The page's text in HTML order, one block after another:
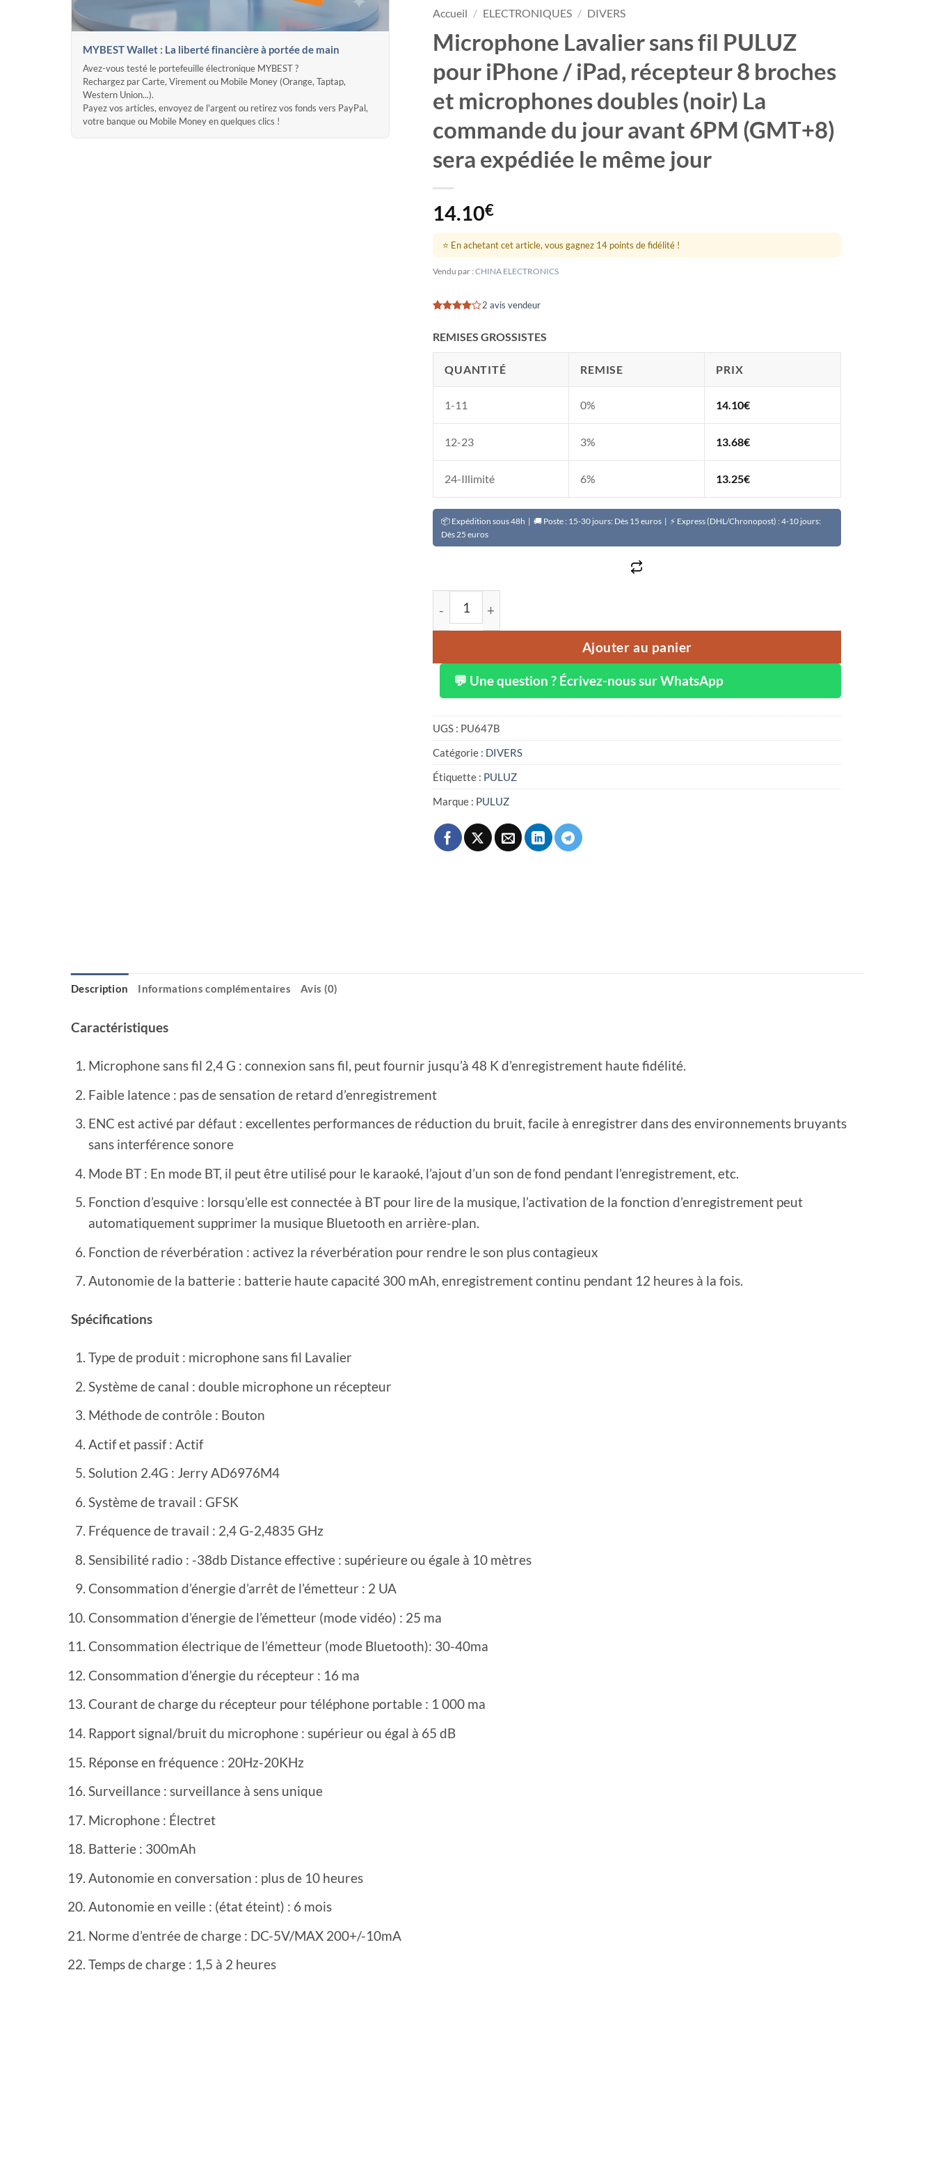
MYBEST Wallet : La liberté financière à portée de main
Avez-vous testé le portefeuille électronique MYBEST ?
Rechargez par Carte, Virement ou Mobile Money (Orange, Taptap,
Western Union...).
Payez vos articles, envoyez de l'argent ou retirez vos fonds vers PayPal,
votre banque ou Mobile Money en quelques clics !
Accueil / ELECTRONIQUES / DIVERS
Microphone Lavalier sans fil PULUZ
pour iPhone / iPad, récepteur 8 broches
et microphones doubles (noir) La
commande du jour avant 6PM (GMT+8)
sera expédiée le même jour
14.10€
⭐ En achetant cet article, vous gagnez 14 points de fidélité !
Vendu par :CHINA ELECTRONICS
basé sur
2 avis vendeur
REMISES GROSSISTES
QUANTITÉ REMISE PRIX
1-11 0% 14.10€
12-23 3% 13.68€
24-Illimité 6% 13.25€
📦 Expédition sous 48h | 🚚 Poste : 15-30 jours: Dès 15 euros | ⚡ Express (DHL/Chronopost) : 4-10 jours:
Dès 25 euros
quantité de Microphone Lavalier sans fil PULUZ pour iPhone / iPad, récepteur 8 broches et
Ajouter au panier
💬 Une question ? Écrivez-nous sur WhatsApp
UGS : PU647B
Catégorie : DIVERS
Étiquette : PULUZ
Marque : PULUZ
Description Informations complémentaires Avis (0)
Caractéristiques
Microphone sans fil 2,4 G : connexion sans fil, peut fournir jusqu’à 48 K d’enregistrement haute fidélité.
Faible latence : pas de sensation de retard d’enregistrement
ENC est activé par défaut : excellentes performances de réduction du bruit, facile à enregistrer dans des environnements bruyants
sans interférence sonore
Mode BT : En mode BT, il peut être utilisé pour le karaoké, l’ajout d’un son de fond pendant l’enregistrement, etc.
Fonction d’esquive : lorsqu’elle est connectée à BT pour lire de la musique, l’activation de la fonction d’enregistrement peut
automatiquement supprimer la musique Bluetooth en arrière-plan.
Fonction de réverbération : activez la réverbération pour rendre le son plus contagieux
Autonomie de la batterie : batterie haute capacité 300 mAh, enregistrement continu pendant 12 heures à la fois.
Spécifications
Type de produit : microphone sans fil Lavalier
Système de canal : double microphone un récepteur
Méthode de contrôle : Bouton
Actif et passif : Actif
Solution 2.4G : Jerry AD6976M4
Système de travail : GFSK
Fréquence de travail : 2,4 G-2,4835 GHz
Sensibilité radio : -38db Distance effective : supérieure ou égale à 10 mètres
Consommation d’énergie d’arrêt de l’émetteur : 2 UA
Consommation d’énergie de l’émetteur (mode vidéo) : 25 ma
Consommation électrique de l’émetteur (mode Bluetooth): 30-40ma
Consommation d’énergie du récepteur : 16 ma
Courant de charge du récepteur pour téléphone portable : 1 000 ma
Rapport signal/bruit du microphone : supérieur ou égal à 65 dB
Réponse en fréquence : 20Hz-20KHz
Surveillance : surveillance à sens unique
Microphone : Électret
Batterie : 300mAh
Autonomie en conversation : plus de 10 heures
Autonomie en veille : (état éteint) : 6 mois
Norme d’entrée de charge : DC-5V/MAX 200+/-10mA
Temps de charge : 1,5 à 2 heures